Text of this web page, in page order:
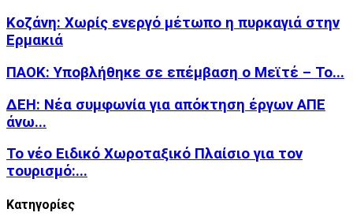
Κοζάνη: Χωρίς ενεργό μέτωπο η πυρκαγιά στην
Ερμακιά
ΠΑΟΚ: Υποβλήθηκε σε επέμβαση ο Μεϊτέ – Το...
ΔΕΗ: Νέα συμφωνία για απόκτηση έργων ΑΠΕ
άνω...
Το νέο Ειδικό Χωροταξικό Πλαίσιο για τον
τουρισμό:...
Kατηγορίες